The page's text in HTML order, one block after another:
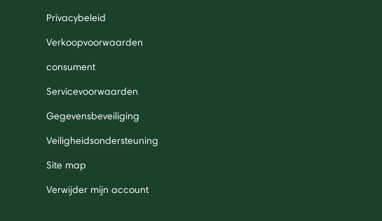
Privacybeleid
Verkoopvoorwaarden
consument
Servicevoorwaarden
Gegevensbeveiliging
Veiligheidsondersteuning
Site map
Verwijder mijn account